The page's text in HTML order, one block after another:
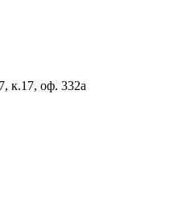
к.17, оф. 332а